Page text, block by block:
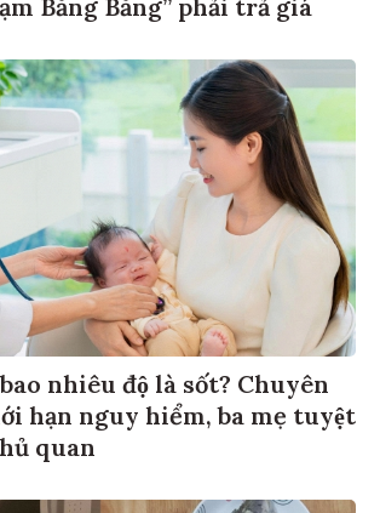
nhiêu độ là sốt? Chuyên
hạn nguy hiểm, ba mẹ tuyệt
quan